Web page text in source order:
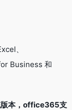
、
Business 和
本，office365支